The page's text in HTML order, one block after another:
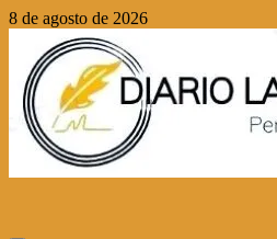
Saltar
contenido
8 de agosto de 2026